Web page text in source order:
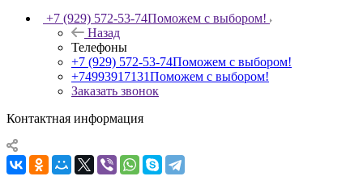
+7 (929) 572-53-74Поможем с выбором!
Назад
Телефоны
+7 (929) 572-53-74Поможем с выбором!
+74993917131Поможем с выбором!
Заказать звонок
Контактная информация